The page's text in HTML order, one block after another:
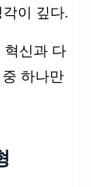
이 깊다.
혁신과 다
하나만